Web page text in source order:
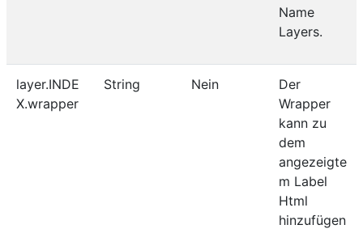
Name
Layers.
layer.INDE
X.wrapper
String Nein
Der
Wrapper
kann zu
dem
angezeigte
m Label
Html
hinzufügen